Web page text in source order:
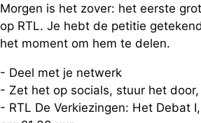
Morgen is het zover: het eerste
op RTL. Je hebt de petitie
het moment om hem te delen.
- Deel met je netwerk
- Zet het op socials, stuur het
- RTL De Verkiezingen: Het Debat